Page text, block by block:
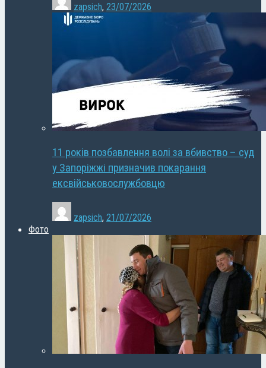
zapsich, 23/07/2026
11 років позбавлення волі за вбивство – суд
у Запоріжжі призначив покарання
ексвійськовослужбовцю
zapsich, 21/07/2026
Фото